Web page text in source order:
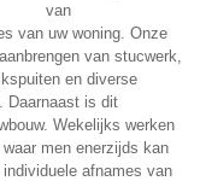
van
van uw woning. Onze
van stucwerk,
en diverse
Daarnaast is dit
Wekelijks werken
men enerzijds kan
afnames van